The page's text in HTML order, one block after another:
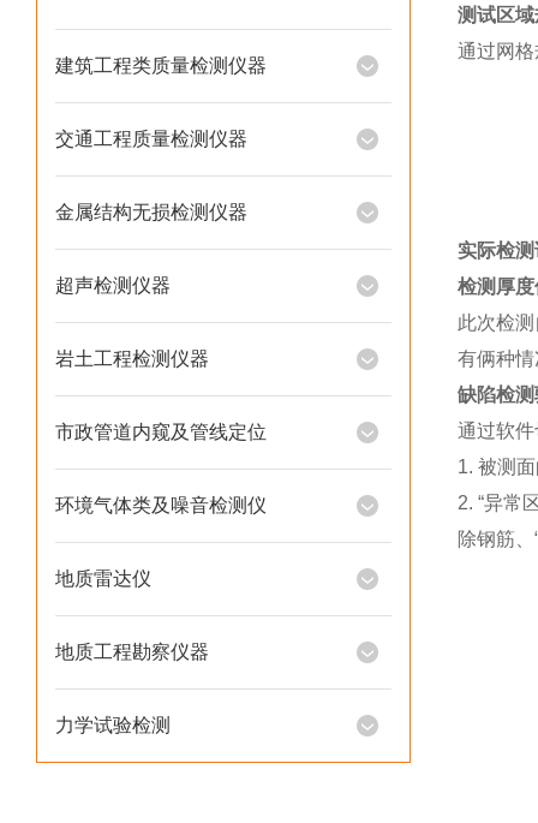
建筑工程类质量检测仪器
交通工程质量检测仪器
金属结构无损检测仪器
超声检测仪器
岩土工程检测仪器
市政管道内窥及管线定位
环境气体类及噪音检测仪
地质雷达仪
地质工程勘察仪器
力学试验检测
测试区
通过网
实际检
检测厚
此次检
有俩种
缺陷检
通过软
1. 被测
2. “异常
除钢筋